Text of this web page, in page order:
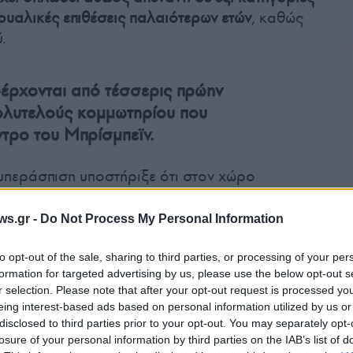
- Do Not Process My Personal Information
opt-out of the sale, sharing to third parties, or processing of your
for targeted advertising by us, please use the below opt-out
selection. Please note that after your opt-out request is processed
interest-based ads based on personal information utilized by us
to third parties prior to your opt-out. You may separately
of your personal information by third parties on the IAB’s list of
επιθέσεις παλαιότερων ετών, καθώς
από τέσσερις πρώην
κομμωτηρίου που
του Μπρίσμπεϊν.
υποστήριξε ότι στον χώρο
χαλαρό και έντονα προσωπικό κλίμα,
οικειότητας και χιούμορ που, σύμφωνα με
μέρος της καθημερινότητας του
παρουσίασε καταθέσεις γυναικών που
υποστηρίζοντας ότι ο κατηγορούμενος